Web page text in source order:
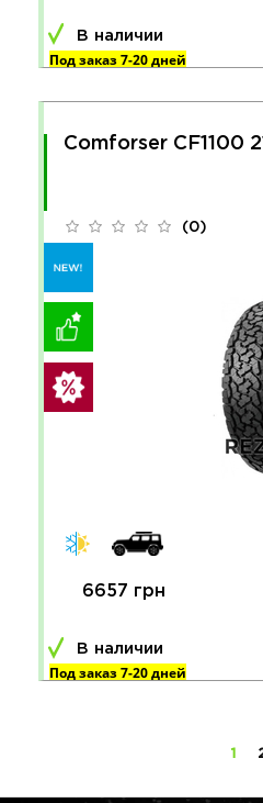
В наличии
Под заказ 7-20 дней
Comforser CF1100
(0)
6657 грн
В наличии
Под заказ 7-20 дней
1